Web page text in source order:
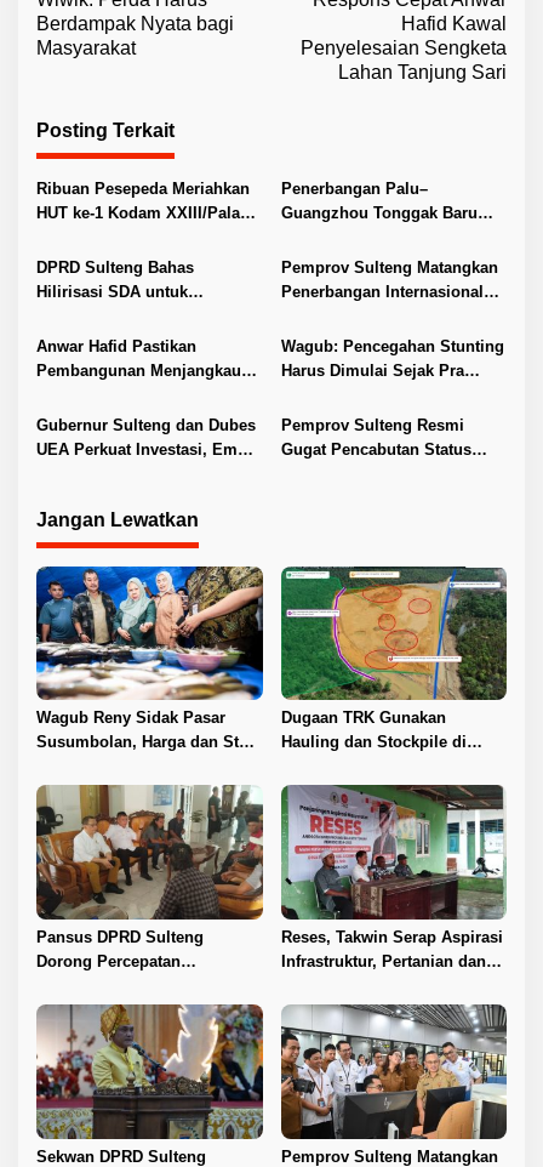
a
v
g
a
s
i
p
o
Berdampak Nyata bagi
Masyarakat
Hafid Kawal
Penyelesaian Sengketa
Lahan Tanjung Sari
Posting Terkait
Ribuan Pesepeda Meriahkan
HUT ke-1 Kodam XXIII/Palaka
Penerbangan Palu–
Guangzhou Tonggak Baru
DPRD Sulteng Bahas
Hilirisasi SDA untuk
Pemprov Sulteng Matangkan
Penerbangan Internasional
Anwar Hafid Pastikan
Pembangunan Menjangkau
Wagub: Pencegahan Stunting
Harus Dimulai Sejak Pra
Gubernur Sulteng dan Dubes
UEA Perkuat Investasi, Empat
Pemprov Sulteng Resmi
Gugat Pencabutan Status
Jangan Lewatkan
Wagub Reny Sidak Pasar
Susumbolan, Harga dan Stok
Dugaan TRK Gunakan
Hauling dan Stockpile di
Antam Buka Peta IUP
Pansus DPRD Sulteng
Dorong Percepatan
Sawit di Toli-Toli
Reses, Takwin Serap Aspirasi
Infrastruktur, Pertanian dan
Sekwan DPRD Sulteng
Pemprov Sulteng Matangkan